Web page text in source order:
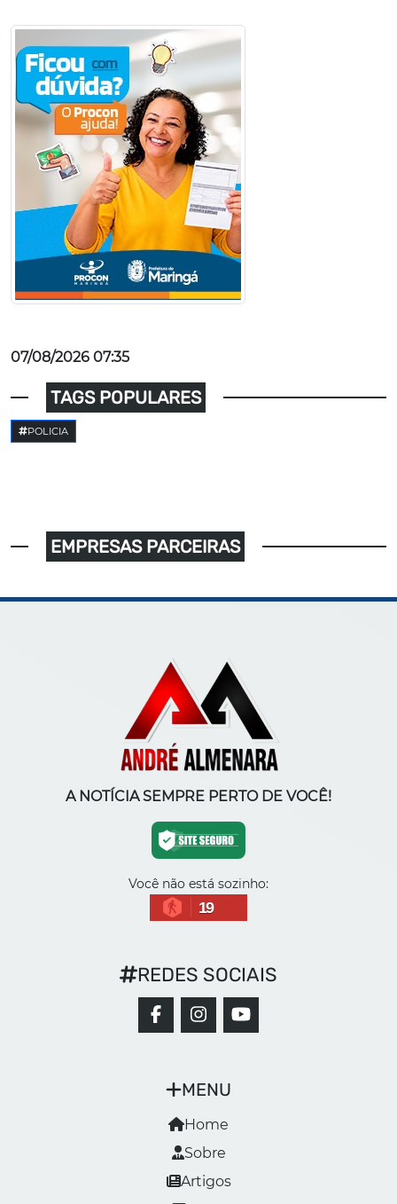
07/08/2026 07:35
TAGS POPULARES
POLICIA
EMPRESAS PARCEIRAS
A NOTÍCIA SEMPRE PERTO DE VOCÊ!
Você não está sozinho:
19
MENU
Home
Sobre
Artigos
REDES SOCIAIS